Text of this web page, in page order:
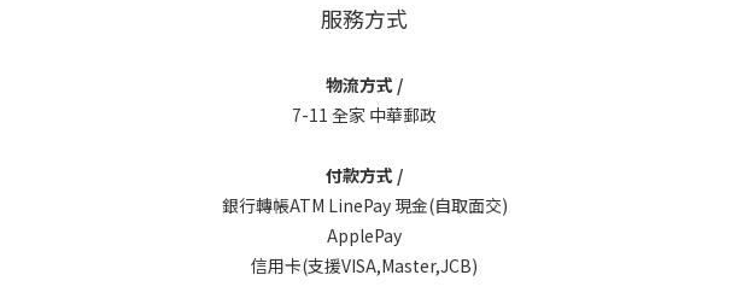
服務方式
物流方式 /
7-11 全家 中華郵政
付款方式 /
銀行轉帳ATM LinePay 現金(自取面交)
ApplePay
信用卡(支援VISA,Master,JCB)